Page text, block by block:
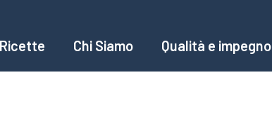
Ricette Chi Siamo Qualità e impegno